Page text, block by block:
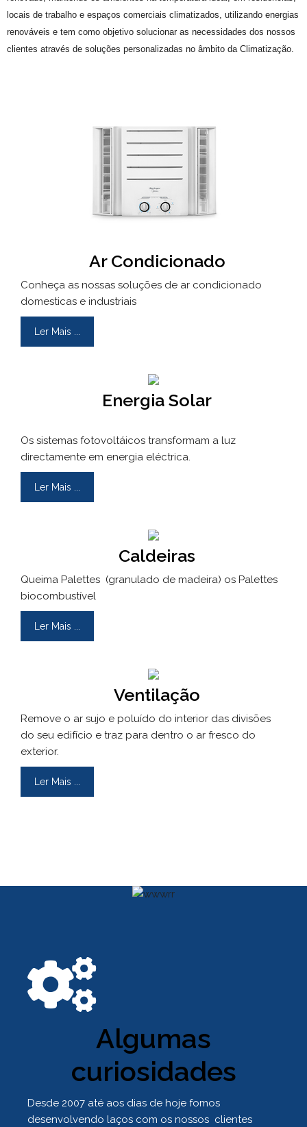
locais de trabalho e espaços comerciais climatizados, utilizando energias
renováveis e tem como objetivo solucionar as necessidades dos nossos
clientes através de soluções personalizadas no âmbito da Climatização.
Ar Condicionado
Conheça as nossas soluções de ar condicionado
domesticas e industriais
Ler Mais ...
Energia Solar
Os sistemas fotovoltáicos transformam a luz
directamente em energia eléctrica.
Ler Mais ...
Caldeiras
Queima Palettes (granulado de madeira) os Palettes
biocombustível
Ler Mais ...
Ventilação
Remove o ar sujo e poluído do interior das divisões
do seu edifício e traz para dentro o ar fresco do
exterior.
Ler Mais ...
Algumas
curiosidades
Desde 2007 até aos dias de hoje fomos
desenvolvendo laços com os nossos clientes